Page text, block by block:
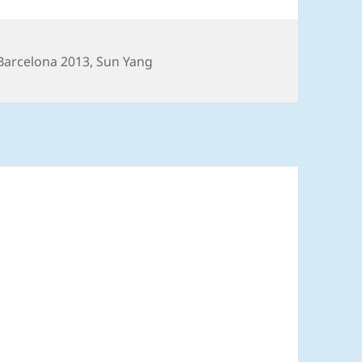
2013, Sun Yang